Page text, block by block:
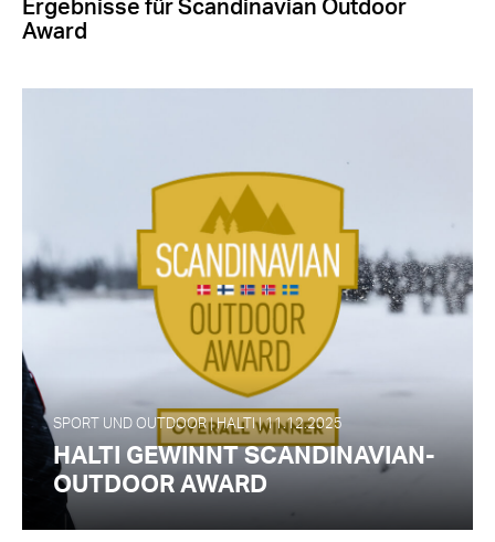
Ergebnisse für Scandinavian Outdoor
Award
SPORT UND OUTDOOR | HALTI | 11.12.2025
HALTI GEWINNT SCANDINAVIAN-
OUTDOOR AWARD